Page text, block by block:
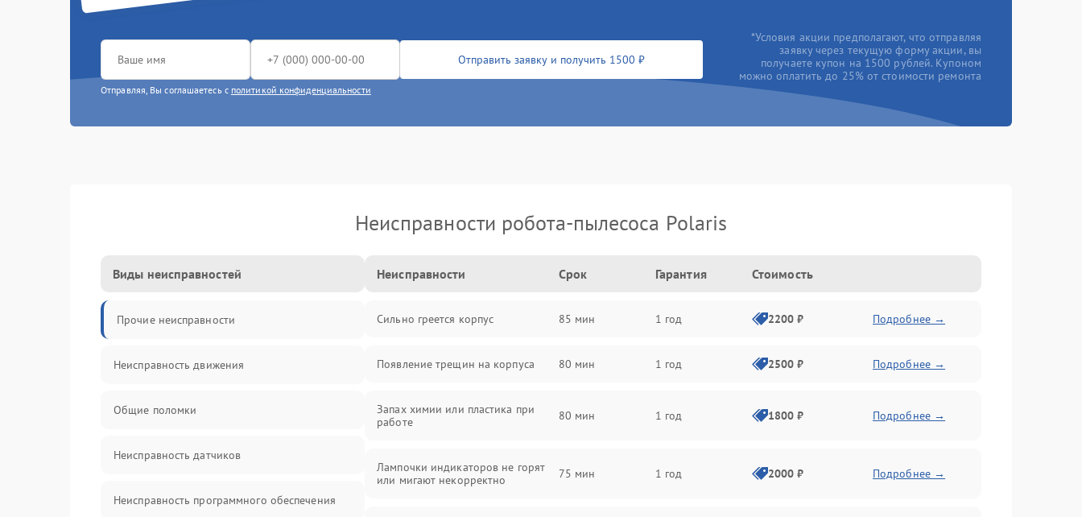
Отправить заявку и получить 1500 ₽
Отправляя, Вы соглашаетесь с политикой конфиденциальности
*Условия акции предполагают, что отправляя
заявку через текущую форму акции, вы
получаете купон на 1500 рублей. Купоном
можно оплатить до 25% от стоимости ремонта
Неисправности робота-пылесоса Polaris
Виды неисправностей
Прочие неисправности
Неисправность движения
Общие поломки
Неисправность датчиков
Неисправность программного обеспечения
Неисправности Срок Гарантия Стоимость
Сильно греется корпус 85 мин 1 год 2200 ₽ Подробнее →
Появление трещин на корпуса 80 мин 1 год 2500 ₽ Подробнее →
Запах химии или пластика при
работе
80 мин 1 год 1800 ₽ Подробнее →
Лампочки индикаторов не горят
или мигают некорректно
75 мин 1 год 2000 ₽ Подробнее →